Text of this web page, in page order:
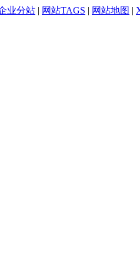
业分站 | 网站TAGS | 网站地图 |